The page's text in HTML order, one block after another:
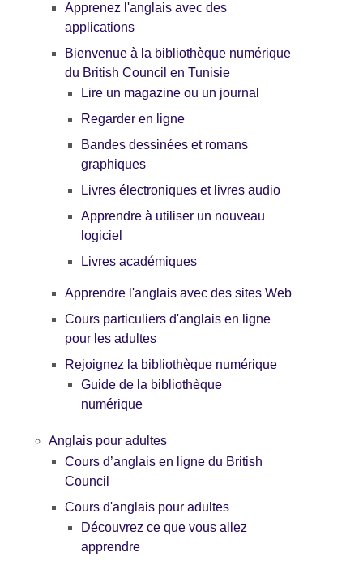
Apprenez l'anglais avec des
applications
Bienvenue à la bibliothèque numérique
du British Council en Tunisie
Lire un magazine ou un journal
Regarder en ligne
Bandes dessinées et romans
graphiques
Livres électroniques et livres audio
Apprendre à utiliser un nouveau
logiciel
Livres académiques
Apprendre l'anglais avec des sites Web
Cours particuliers d'anglais en ligne
pour les adultes
Rejoignez la bibliothèque numérique
Guide de la bibliothèque
numérique
Anglais pour adultes
Cours d’anglais en ligne du British
Council
Cours d'anglais pour adultes
Découvrez ce que vous allez
apprendre